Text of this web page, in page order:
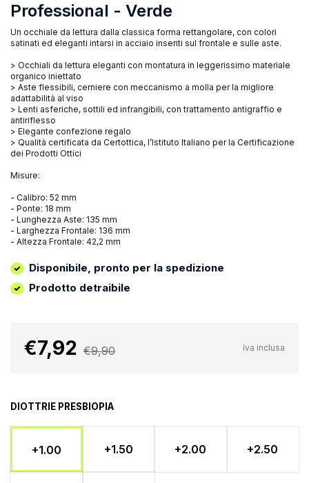
Professional - Verde
Un occhiale da lettura dalla classica forma rettangolare, con colori
satinati ed eleganti intarsi in acciaio inseriti sul frontale e sulle aste.
> Occhiali da lettura eleganti con montatura in leggerissimo materiale
organico iniettato
> Aste flessibili, cerniere con meccanismo a molla per la migliore
adattabilità al viso
> Lenti asferiche, sottili ed infrangibili, con trattamento antigraffio e
antiriflesso
> Elegante confezione regalo
> Qualità certificata da Certottica, l’Istituto Italiano per la Certificazione
dei Prodotti Ottici
Misure:
- Calibro: 52 mm
- Ponte: 18 mm
- Lunghezza Aste: 135 mm
- Larghezza Frontale: 136 mm
- Altezza Frontale: 42,2 mm
Disponibile, pronto per la spedizione
Prodotto detraibile
€7,92 €9,90 iva inclusa
DIOTTRIE PRESBIOPIA
+1.00 +1.50 +2.00 +2.50